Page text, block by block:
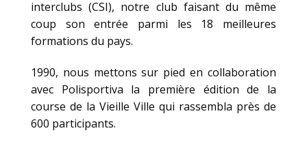
interclubs (CSI), notre club faisant du même
coup son entrée parmi les 18 meilleures
formations du pays.
1990, nous mettons sur pied en collaboration
avec Polisportiva la première édition de la
course de la Vieille Ville qui rassembla près de
600 participants.